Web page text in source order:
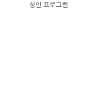
성인 프로그램